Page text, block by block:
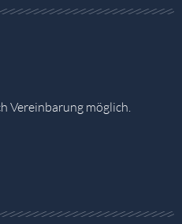
Vereinbarung möglich.